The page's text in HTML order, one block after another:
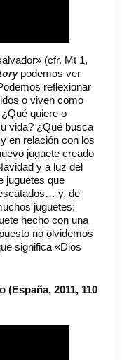
(cfr. Mt 1,
podemos ver
reflexionar
o viven como
quiere o
vida? ¿Qué busca
en relación con los
juguete creado
y a luz del
juguetes que
y, de
juguetes;
hecho con una
no olvidemos
significa «Dios
(España, 2011, 110